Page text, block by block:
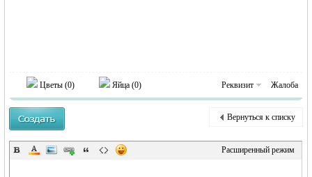
Цветы (0) Яйца (0) Реквизит Жалоба
Вернуться к списку
Расширенный режим